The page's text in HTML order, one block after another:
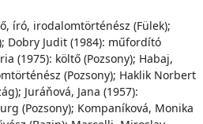
író, irodalomtörténész (Fülek);
Dobry Judit (1984): műfordító
(1975): költő (Pozsony); Habaj,
(Pozsony); Haklik Norbert
Juráňová, Jana (1957):
(Pozsony); Kompaníková, Monika